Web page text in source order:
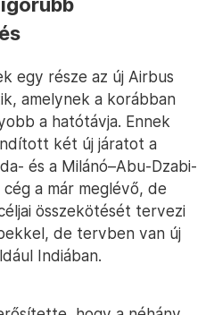
egy része az új Airbus
amelynek a korábban
a hatótávja. Ennek
két új járatot a
és a Milánó–Abu-Dzabi-
a már meglévő, de
összekötését tervezi
de tervben van új
Indiában.